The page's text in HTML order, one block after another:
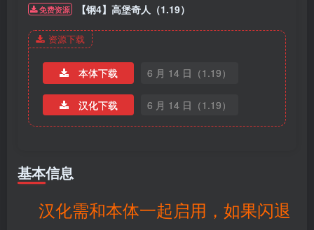
免费资源 【钢4】高堡奇人（1.19）
资源下载
本体下载 6 月 14 日（1.19）
汉化下载 6 月 14 日（1.19）
基本信息
汉化需和本体一起启用，如果闪退